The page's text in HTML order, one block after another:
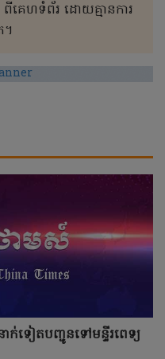
គេហទំព័រ ដោយគ្មានការ
។
ក់ទៀតបញ្ជូនទៅមន្ទីរពេទ្យ